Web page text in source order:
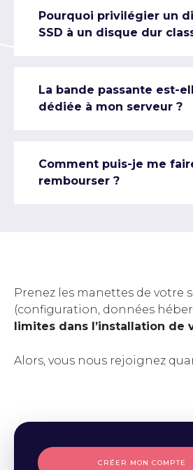
Pourquoi privilégier un
SSD à un disque dur
La bande passante est-
dédiée à mon serveur ?
Comment puis-je me
rembourser ?
Prenez les manettes de votre
(configuration, données
limites dans l’installation de
Alors, vous nous rejoignez
CRÉER MON COMPTE